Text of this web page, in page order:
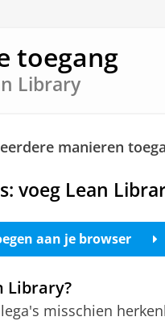
toegang
Library
manieren
voeg Lean
aan je browser
Library?
misschien